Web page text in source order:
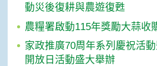
動災後復耕與農遊復甦
農糧署啟動115年獎勵大蒜收
家政推廣70周年系列慶祝活
開放日活動盛大舉辦